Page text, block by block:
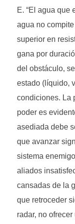
“El agua que
agua no
superior en
gana por
del obstáculo,
estado (líquido,
condiciones. La
poder es
asediada debe
que avanzar
sistema
aliados
cansadas de la
que retroceder
radar, no